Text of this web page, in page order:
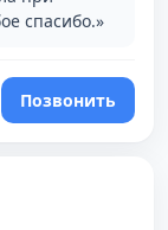
спасибо.»
Позвонить